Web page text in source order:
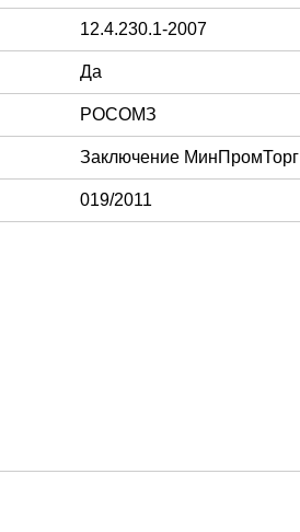
12.4.230.1-2007
Да
РОСОМЗ
Заключение МинПромТорг
019/2011